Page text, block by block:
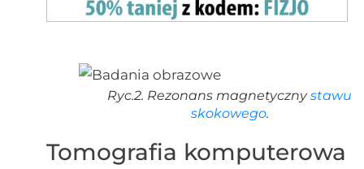
Ryc.2. Rezonans magnetycznystawu
skokowego.
Tomografia komputerowa